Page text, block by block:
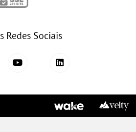
Redes Sociais